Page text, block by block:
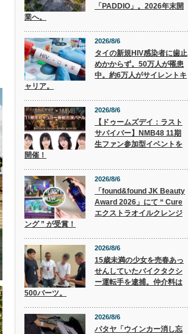
「PADDIO」。2026年末開
業へ。
2026/8/6
タイの新規HIV感染者に歯止
めかからず。50万人が罹患
中。約6万人がサイレントキ
ャリア。
2026/8/6
【ドゥームズデイ：ラスト
サバイバー】NMB48 11期
生ファン参加型イベントを
開催！
2026/8/6
「found&found JK Beauty
Award 2026」にて “ Cure
エクストラオイルクレンジ
ング ” が受賞！
2026/8/6
15歳未満の少女を売春あっ
せんしていたバイクタクシ
ー運転手を逮捕。仲介料は
500バーツ。
2026/8/6
パタヤ「ウインカー消し忘